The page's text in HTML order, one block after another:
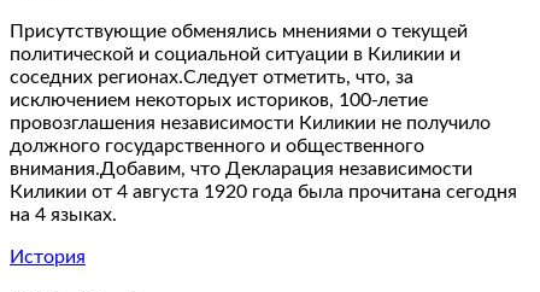
Присутствующие обменялись мнениями о текущей
политической и социальной ситуации в Киликии и
соседних регионах.Следует отметить, что, за
исключением некоторых историков, 100-летие
провозглашения независимости Киликии не получило
должного государственного и общественного
внимания.Добавим, что Декларация независимости
Киликии от 4 августа 1920 года была прочитана сегодня
на 4 языках.
История